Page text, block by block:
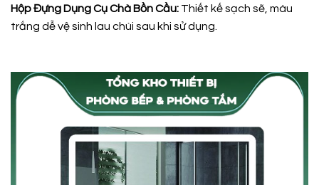
Hộp Đựng Dụng Cụ Chà Bồn Cầu: Thiết kế sạch sẽ, màu
trắng dễ vệ sinh lau chùi sau khi sử dụng.